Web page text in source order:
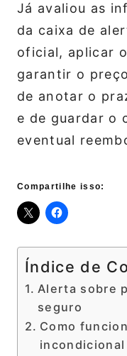
Já avaliou as
da caixa de
oficial, aplicar
garantir o
de anotar o
e de guardar o
eventual
Compartilhe isso:
Índice de
Alerta sobre
seguro
Como
incondicional